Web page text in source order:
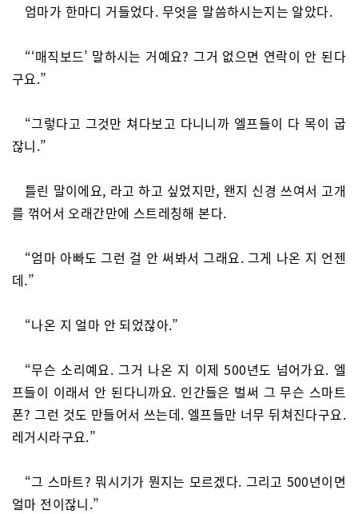
엄마가 한마디 거들었다. 무엇을 말씀하시는지는 알았다.
“‘매직보드’ 말하시는 거예요? 그거 없으면 연락이 안 된다
구요.”
“그렇다고 그것만 쳐다보고 다니니까 엘프들이 다 목이 굽
잖니.”
틀린 말이에요, 라고 하고 싶었지만, 왠지 신경 쓰여서 고개
를 꺾어서 오래간만에 스트레칭해 본다.
“엄마 아빠도 그런 걸 안 써봐서 그래요. 그게 나온 지 언젠
데.”
“나온 지 얼마 안 되었잖아.”
“무슨 소리예요. 그거 나온 지 이제 500년도 넘어가요. 엘
프들이 이래서 안 된다니까요. 인간들은 벌써 그 무슨 스마트
폰? 그런 것도 만들어서 쓰는데. 엘프들만 너무 뒤쳐진다구요.
레거시라구요.”
“그 스마트? 뭐시기가 뭔지는 모르겠다. 그리고 500년이면
얼마 전이잖니.”